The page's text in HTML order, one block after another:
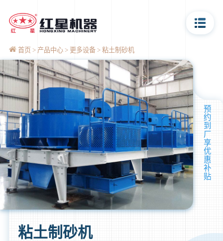
首页 产品中心 更多设备 粘土制砂机
预
约
到
厂
享
优
惠
补
贴
粘土制砂机